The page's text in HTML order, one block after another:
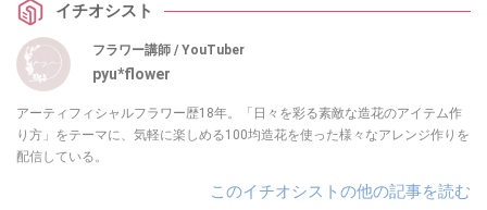
イチオシスト
フラワー講師 / YouTuber
pyu*flower
アーティフィシャルフラワー歴18年。「日々を彩る素敵な造花のアイテム作
り方」をテーマに、気軽に楽しめる100均造花を使った様々なアレンジ作りを
配信している。
このイチオシストの他の記事を読む